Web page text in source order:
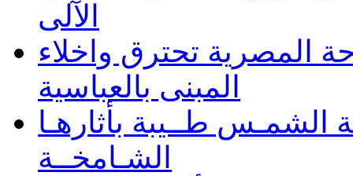
الآلى
المصرية تحترق واخلاء
المبنى بالعباسية
طــيبة بأثارهـا
الشـامخــة